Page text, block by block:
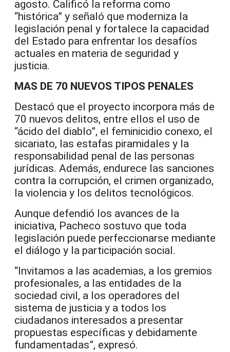
agosto. Calificó la reforma como
“histórica” y señaló que moderniza la
legislación penal y fortalece la capacidad
del Estado para enfrentar los desafíos
actuales en materia de seguridad y
justicia.
MAS DE 70 NUEVOS TIPOS PENALES
Destacó que el proyecto incorpora más de
70 nuevos delitos, entre ellos el uso de
“ácido del diablo”, el feminicidio conexo, el
sicariato, las estafas piramidales y la
responsabilidad penal de las personas
jurídicas. Además, endurece las sanciones
contra la corrupción, el crimen organizado,
la violencia y los delitos tecnológicos.
Aunque defendió los avances de la
iniciativa, Pacheco sostuvo que toda
legislación puede perfeccionarse mediante
el diálogo y la participación social.
“Invitamos a las academias, a los gremios
profesionales, a las entidades de la
sociedad civil, a los operadores del
sistema de justicia y a todos los
ciudadanos interesados a presentar
propuestas específicas y debidamente
fundamentadas”, expresó.